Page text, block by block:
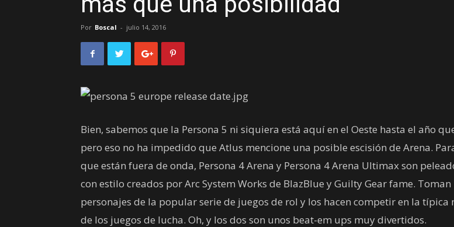
Por Boscal - julio 14, 2016
Bien, sabemos que la Persona 5 ni siquiera está aquí en el Oeste hasta el año
pero eso no ha impedido que Atlus mencione una posible escisión de Arena.
que están fuera de onda, Persona 4 Arena y Persona 4 Arena Ultimax son
con estilo creados por Arc System Works de BlazBlue y Guilty Gear fame. Toman
personajes de la popular serie de juegos de rol y los hacen competir en la típica
de los juegos de lucha. Oh, y los dos son unos beat-em ups muy divertidos.